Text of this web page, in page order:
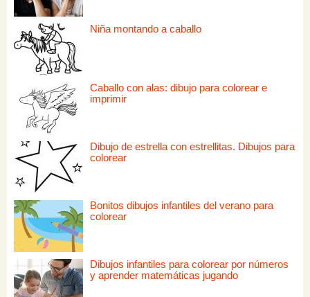
Niña montando a caballo
Caballo con alas: dibujo para colorear e
imprimir
Dibujo de estrella con estrellitas. Dibujos para
colorear
Bonitos dibujos infantiles del verano para
colorear
Dibujos infantiles para colorear por números
y aprender matemáticas jugando